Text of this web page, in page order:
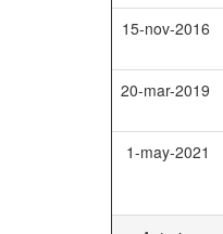
15-nov-2016
20-mar-2019
1-may-2021